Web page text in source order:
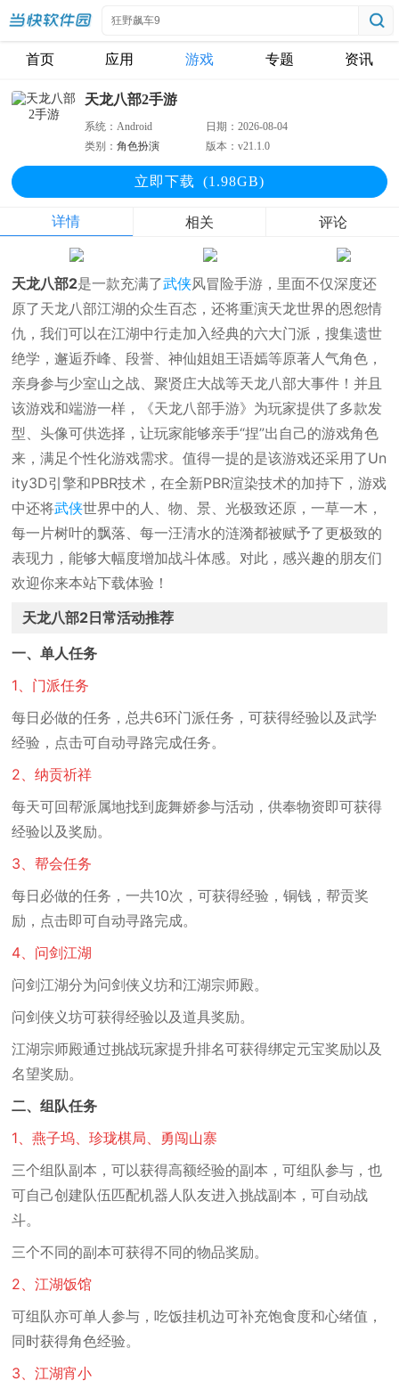
首页 应用 游戏 专题 资讯
天龙八部2手游
系统：Android 日期：2026-08-04
类别：角色扮演 版本：v21.1.0
立即下载 (1.98GB)
详情 相关 评论
天龙八部2是一款充满了武侠风冒险手游，里面不仅深度还
原了天龙八部江湖的众生百态，还将重演天龙世界的恩怨情
仇，我们可以在江湖中行走加入经典的六大门派，搜集遗世
绝学，邂逅乔峰、段誉、神仙姐姐王语嫣等原著人气角色，
亲身参与少室山之战、聚贤庄大战等天龙八部大事件！并且
该游戏和端游一样，《天龙八部手游》为玩家提供了多款发
型、头像可供选择，让玩家能够亲手“捏”出自己的游戏角色
来，满足个性化游戏需求。值得一提的是该游戏还采用了Un
ity3D引擎和PBR技术，在全新PBR渲染技术的加持下，游戏
中还将武侠世界中的人、物、景、光极致还原，一草一木，
每一片树叶的飘落、每一汪清水的涟漪都被赋予了更极致的
表现力，能够大幅度增加战斗体感。对此，感兴趣的朋友们
欢迎你来本站下载体验！
天龙八部2日常活动推荐
一、单人任务
1、门派任务
每日必做的任务，总共6环门派任务，可获得经验以及武学
经验，点击可自动寻路完成任务。
2、纳贡祈祥
每天可回帮派属地找到庞舞娇参与活动，供奉物资即可获得
经验以及奖励。
3、帮会任务
每日必做的任务，一共10次，可获得经验，铜钱，帮贡奖
励，点击即可自动寻路完成。
4、问剑江湖
问剑江湖分为问剑侠义坊和江湖宗师殿。
问剑侠义坊可获得经验以及道具奖励。
江湖宗师殿通过挑战玩家提升排名可获得绑定元宝奖励以及
名望奖励。
二、组队任务
1、燕子坞、珍珑棋局、勇闯山寨
三个组队副本，可以获得高额经验的副本，可组队参与，也
可自己创建队伍匹配机器人队友进入挑战副本，可自动战
斗。
三个不同的副本可获得不同的物品奖励。
2、江湖饭馆
可组队亦可单人参与，吃饭挂机边可补充饱食度和心绪值，
同时获得角色经验。
3、江湖宵小